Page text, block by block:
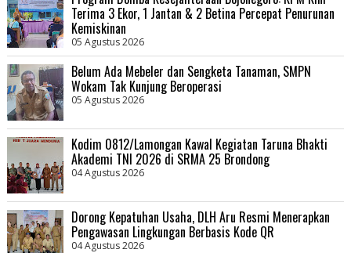
Terima 3 Ekor, 1 Jantan & 2 Betina Percepat Penurunan
Kemiskinan
05 Agustus 2026
Belum Ada Mebeler dan Sengketa Tanaman, SMPN
Wokam Tak Kunjung Beroperasi
05 Agustus 2026
Kodim 0812/Lamongan Kawal Kegiatan Taruna Bhakti
Akademi TNI 2026 di SRMA 25 Brondong
04 Agustus 2026
Dorong Kepatuhan Usaha, DLH Aru Resmi Menerapkan
Pengawasan Lingkungan Berbasis Kode QR
04 Agustus 2026